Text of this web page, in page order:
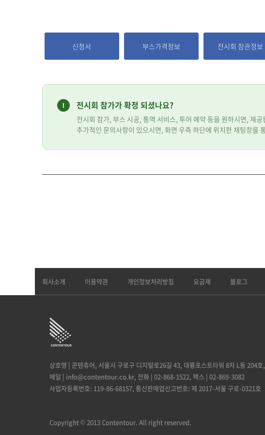
신청서 부스가격정보 전시회 참관정보
전시회 참가가 확정 되셨나요?
전시회 참가, 부스 시공, 통역 서비스, 투어 예약 등을 원하시면, 제공
추가적인 문의사항이 있으시면, 화면 우측 하단에 위치한 채팅창을
회사소개 이용약관 개인정보처리방침 요금제 블로그
상호명 | 콘텐츄어, 서울시 구로구 디지털로26길 43, 대륭포스트타워 8차 L동 204호,
메일 | info@contentour.co.kr, 전화 | 02-868-1522, 팩스 | 02-869-3082
사업자등록번호: 119-86-68157, 통신판매업신고번호: 제 2017-서울 구로-0321호
Copyright © 2013 Contentour. All right reserved.